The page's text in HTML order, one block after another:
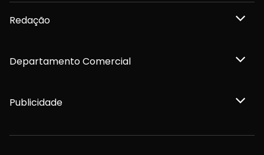
Redação
Departamento Comercial
Publicidade